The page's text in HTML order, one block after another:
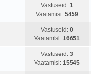
Vastuseid: 1
Vaatamisi: 5459
Vastuseid: 0
Vaatamisi: 16651
Vastuseid: 3
Vaatamisi: 15545